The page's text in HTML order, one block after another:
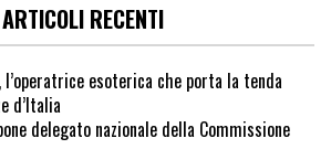
ARTICOLI RECENTI
esoterica che porta la tenda
d’Italia
delegato nazionale della Commissione